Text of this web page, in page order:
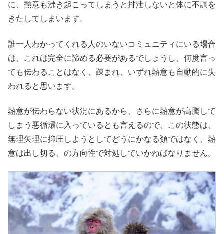
に、熱意も沸き起こってしまうと排泄しないと体に不調を
きたしてしまいます。
誰一人わかってくれる人のいないコミュニティにいる場合
は、これは完全に諦める必要があるでしょうし、何度言っ
ても伝わることはなく、疎まれ、いずれ熱意も自動的に失
われると思います。
熱意が伝わらない状況にあるから、さらに熱意が高騰して
しまう悪循環に入っているとも言えるので、この状態は、
無理矢理に抑圧しようとしてどうにかなる類ではなく、熱
意は出し切る、の方向性で対処していかねばなりません。